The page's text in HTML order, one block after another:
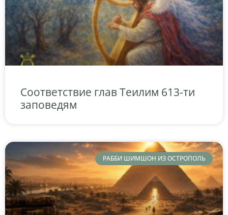
Соответствие глав Теилим 613-ти
заповедям
РАББИ ШИМШОН ИЗ ОСТРОПОЛЬ